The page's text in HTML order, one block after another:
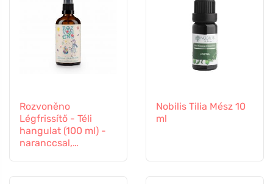
Rozvoněno
Légfrissítő - Téli
hangulat (100 ml) -
naranccsal,
Nobilis Tilia Mész 10
ml